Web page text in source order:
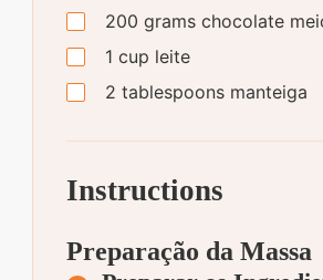
200 grams chocolate
1 cup leite
2 tablespoons manteiga
Instructions
Preparação da Massa